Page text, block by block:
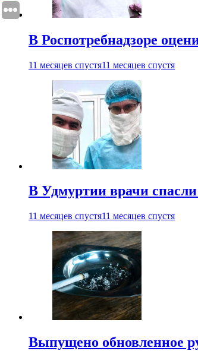
В Роспотребнадзоре
11 месяцев спустя11 месяцев спустя
В Удмуртии врачи
11 месяцев спустя11 месяцев спустя
Выпущено обновленное